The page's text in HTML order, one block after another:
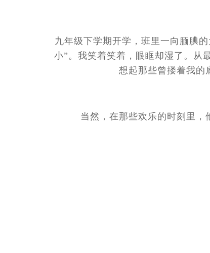
九年级下学期开学，班里一向腼腆
小”。我笑着笑着，眼眶却湿了。从
想起那些曾搂着我的
当然，在那些欢乐的时刻里，